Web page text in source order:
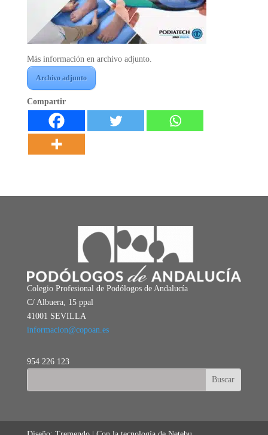
Más información en archivo adjunto.
Archivo adjunto
Compartir
Colegio Profesional de Podólogos de Andalucía
C/ Albuera, 15 ppal
41001 SEVILLA
informacion@copoan.es
954 226 123